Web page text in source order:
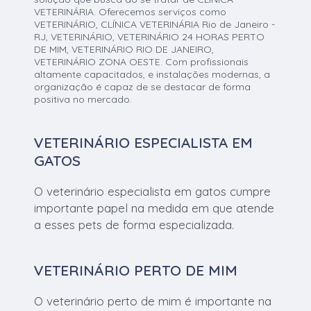
VETERINÁRIA. Oferecemos serviços como
VETERINÁRIO, CLÍNICA VETERINÁRIA Rio de Janeiro -
RJ, VETERINÁRIO, VETERINÁRIO 24 HORAS PERTO
DE MIM, VETERINÁRIO RIO DE JANEIRO,
VETERINÁRIO ZONA OESTE. Com profissionais
altamente capacitados, e instalações modernas, a
organização é capaz de se destacar de forma
positiva no mercado.
VETERINÁRIO ESPECIALISTA EM
GATOS
O veterinário especialista em gatos cumpre
importante papel na medida em que atende
a esses pets de forma especializada.
VETERINÁRIO PERTO DE MIM
O veterinário perto de mim é importante na